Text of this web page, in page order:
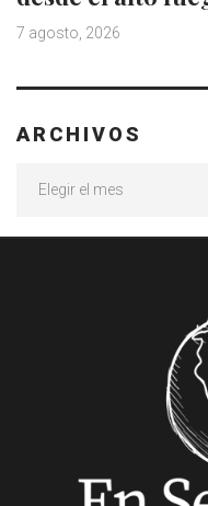
7 agosto, 2026
ARCHIVOS